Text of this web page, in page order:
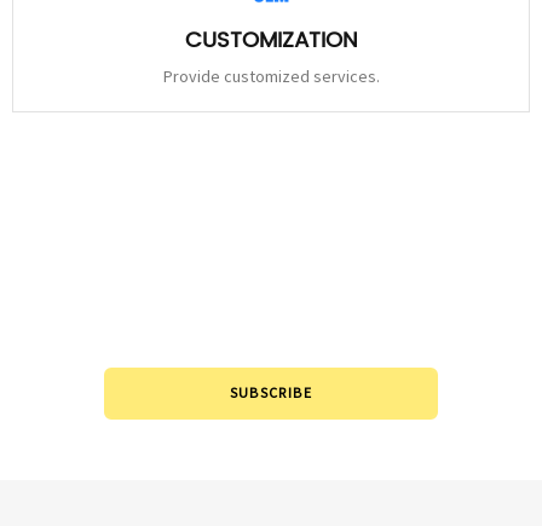
CUSTOMIZATION
Provide customized services.
SUBSCRIBE